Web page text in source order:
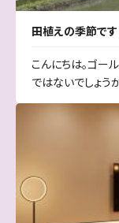
田植えの季節で
こんにちは。ゴー
ではないでしょう